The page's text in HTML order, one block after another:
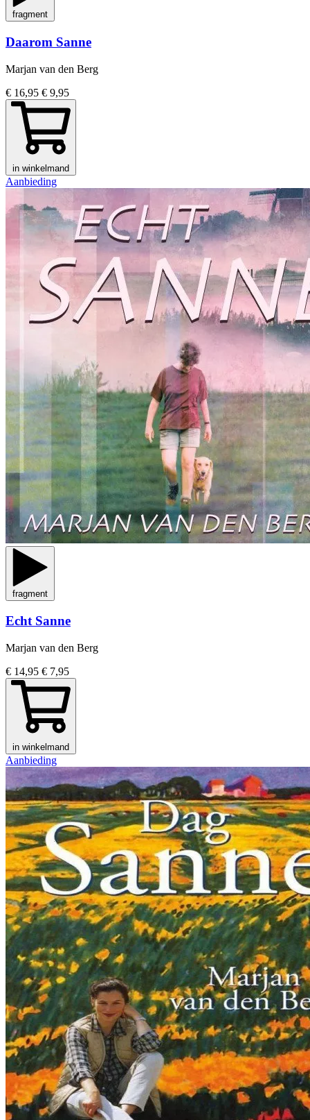
fragment
Daarom Sanne
Marjan van den Berg
€ 16,95 € 9,95
in winkelmand
Aanbieding
fragment
Echt Sanne
Marjan van den Berg
€ 14,95 € 7,95
in winkelmand
Aanbieding